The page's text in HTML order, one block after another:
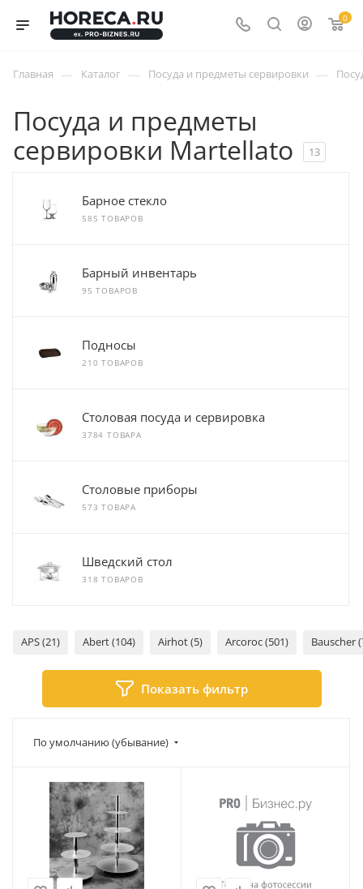
0
Главная — Каталог — Посуда и предметы сервировки —
Посуда и предметы
сервировки Martellato
13
Барное стекло
585 ТОВАРОВ
Барный инвентарь
95 ТОВАРОВ
Подносы
210 ТОВАРОВ
Столовая посуда и сервировка
3784 ТОВАРА
Столовые приборы
573 ТОВАРА
Шведский стол
318 ТОВАРОВ
APS (21) Abert (104) Airhot (5) Arcoroc (501) Bauscher
Показать фильтр
По умолчанию (убывание)